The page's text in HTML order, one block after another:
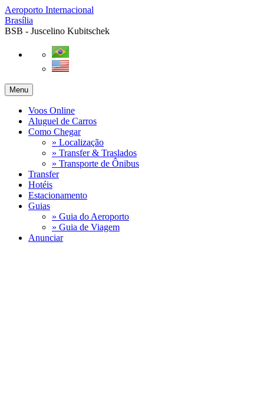
Aeroporto Internacional
Brasília
BSB - Juscelino Kubitschek
Menu
Voos Online
Aluguel de Carros
Como Chegar
» Localização
» Transfer & Traslados
» Transporte de Ônibus
Transfer
Hotéis
Estacionamento
Guias
» Guia do Aeroporto
» Guia de Viagem
Anunciar